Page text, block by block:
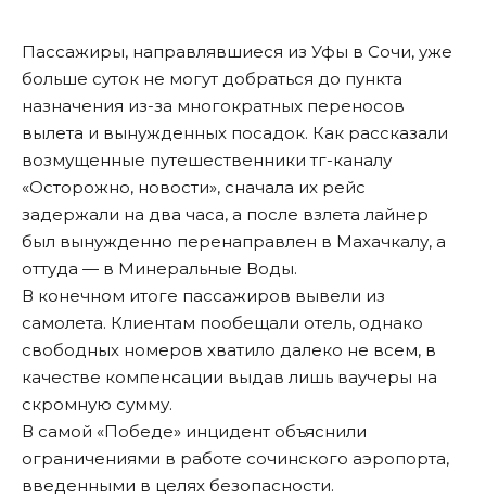
Пассажиры, направлявшиеся из Уфы в Сочи, уже
больше суток не могут добраться до пункта
назначения из-за многократных переносов
вылета и вынужденных посадок. Как рассказали
возмущенные путешественники тг-каналу
«Осторожно, новости», сначала их рейс
задержали на два часа, а после взлета лайнер
был вынужденно перенаправлен в Махачкалу, а
оттуда — в Минеральные Воды.
В конечном итоге пассажиров вывели из
самолета. Клиентам пообещали отель, однако
свободных номеров хватило далеко не всем, в
качестве компенсации выдав лишь ваучеры на
скромную сумму.
В самой «Победе» инцидент объяснили
ограничениями в работе сочинского аэропорта,
введенными в целях безопасности.